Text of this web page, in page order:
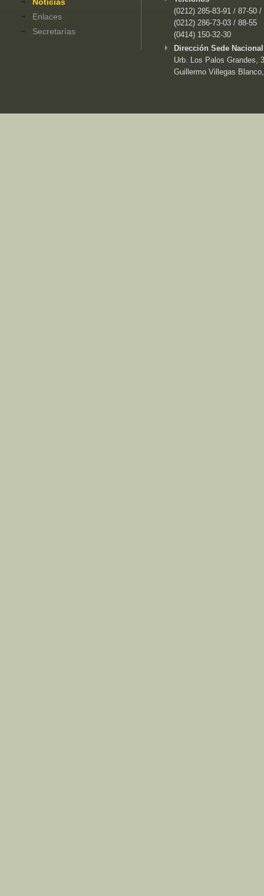
Enlaces
Secretarías
(0212) 285-83-91 / 87-50 /
(0212) 286-73-03 / 88-55
(0414) 150-32-30
Dirección Sede
Urb. Los Palos Grandes,
Guillermo Villegas